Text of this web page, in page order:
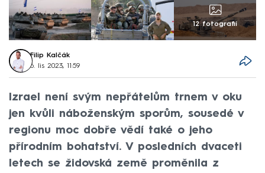
12 fotografií
Filip Kalčák
6. lis 2023, 11:59
Izrael není svým nepřátelům trnem v oku
jen kvůli náboženským sporům, sousedé v
regionu moc dobře vědí také o jeho
přírodním bohatství. V posledních dvaceti
letech se židovská země proměnila z